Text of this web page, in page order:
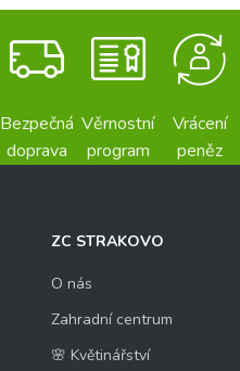
Bezpečná
doprava
Věrnostní
program
Vrácení
peněz
ZC STRAKOVO
O nás
Zahradní centrum
🌸 Květinářství